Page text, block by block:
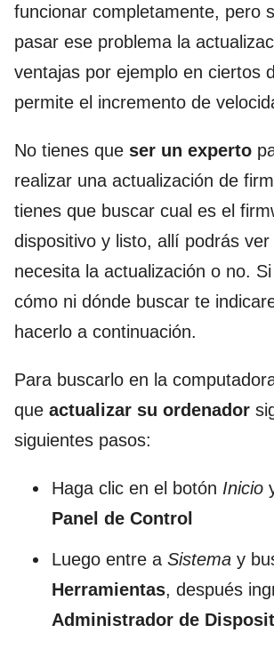
funcionar completamente, pero
pasar ese problema la
ventajas por ejemplo en ciertos
permite el incremento de
No tienes que ser un experto
realizar una actualización de
tienes que buscar cual es el
dispositivo y listo, allí podrás
necesita la actualización o no.
cómo ni dónde buscar te
hacerlo a continuación.
Para buscarlo en la
que actualizar su ordenador
siguientes pasos:
Haga clic en el botón Inicio
Panel de Control
Luego entre a Sistema y
Herramientas, después
Administrador de